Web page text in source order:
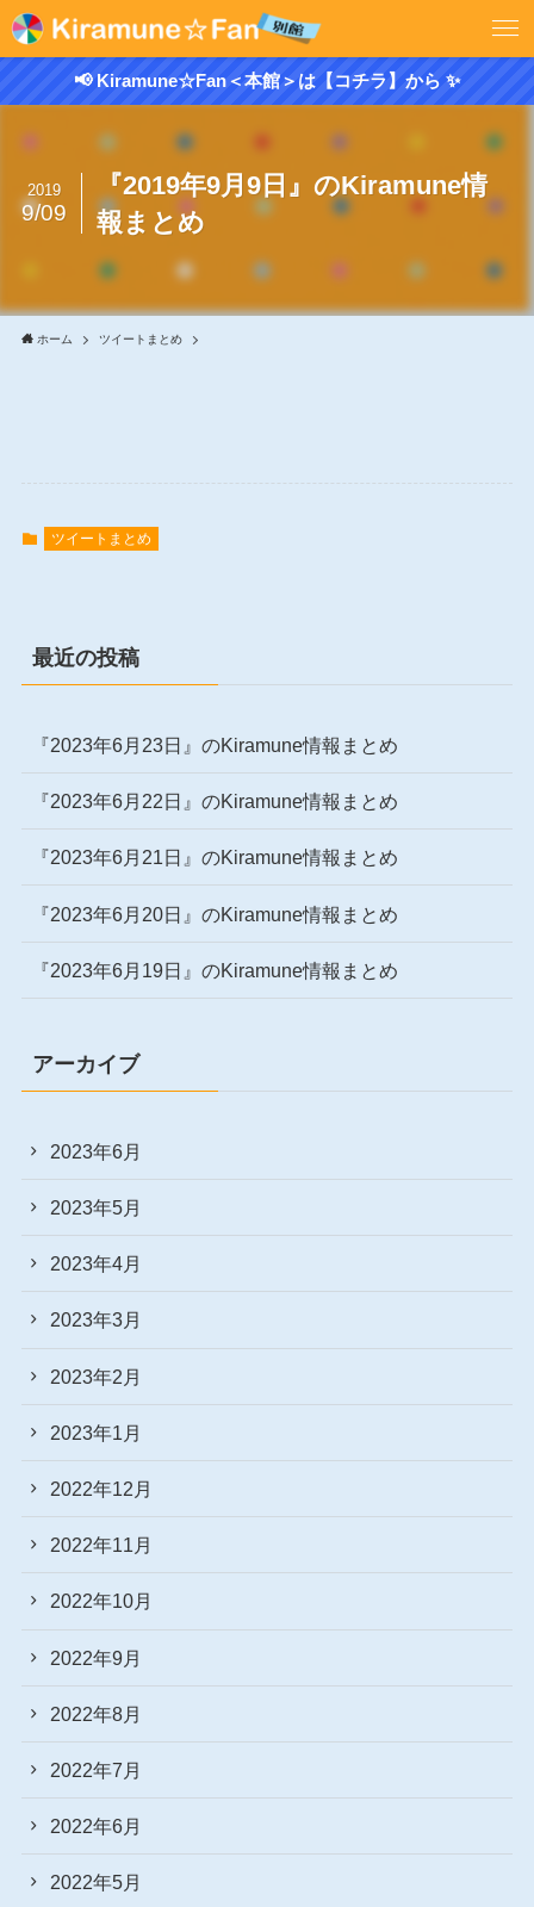
📢 Kiramune☆Fan＜本館＞は【コチラ】から ✨
『2019年9月9日』のKiramune情
報まとめ
2019
9/09
ホーム ツイートまとめ
ツイートまとめ
最近の投稿
『2023年6月23日』のKiramune情報まとめ
『2023年6月22日』のKiramune情報まとめ
『2023年6月21日』のKiramune情報まとめ
『2023年6月20日』のKiramune情報まとめ
『2023年6月19日』のKiramune情報まとめ
アーカイブ
2023年6月
2023年5月
2023年4月
2023年3月
2023年2月
2023年1月
2022年12月
2022年11月
2022年10月
2022年9月
2022年8月
2022年7月
2022年6月
2022年5月